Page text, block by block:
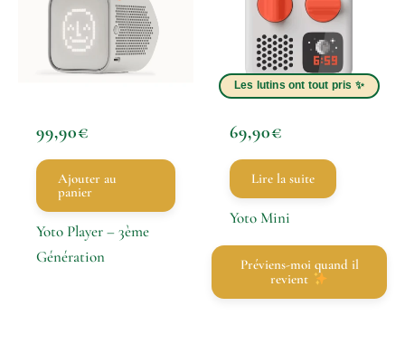
99,90€
Ajouter au
panier
Yoto Player – 3ème
Génération
69,90€
Lire la suite
Yoto Mini
Préviens-moi quand il
revient